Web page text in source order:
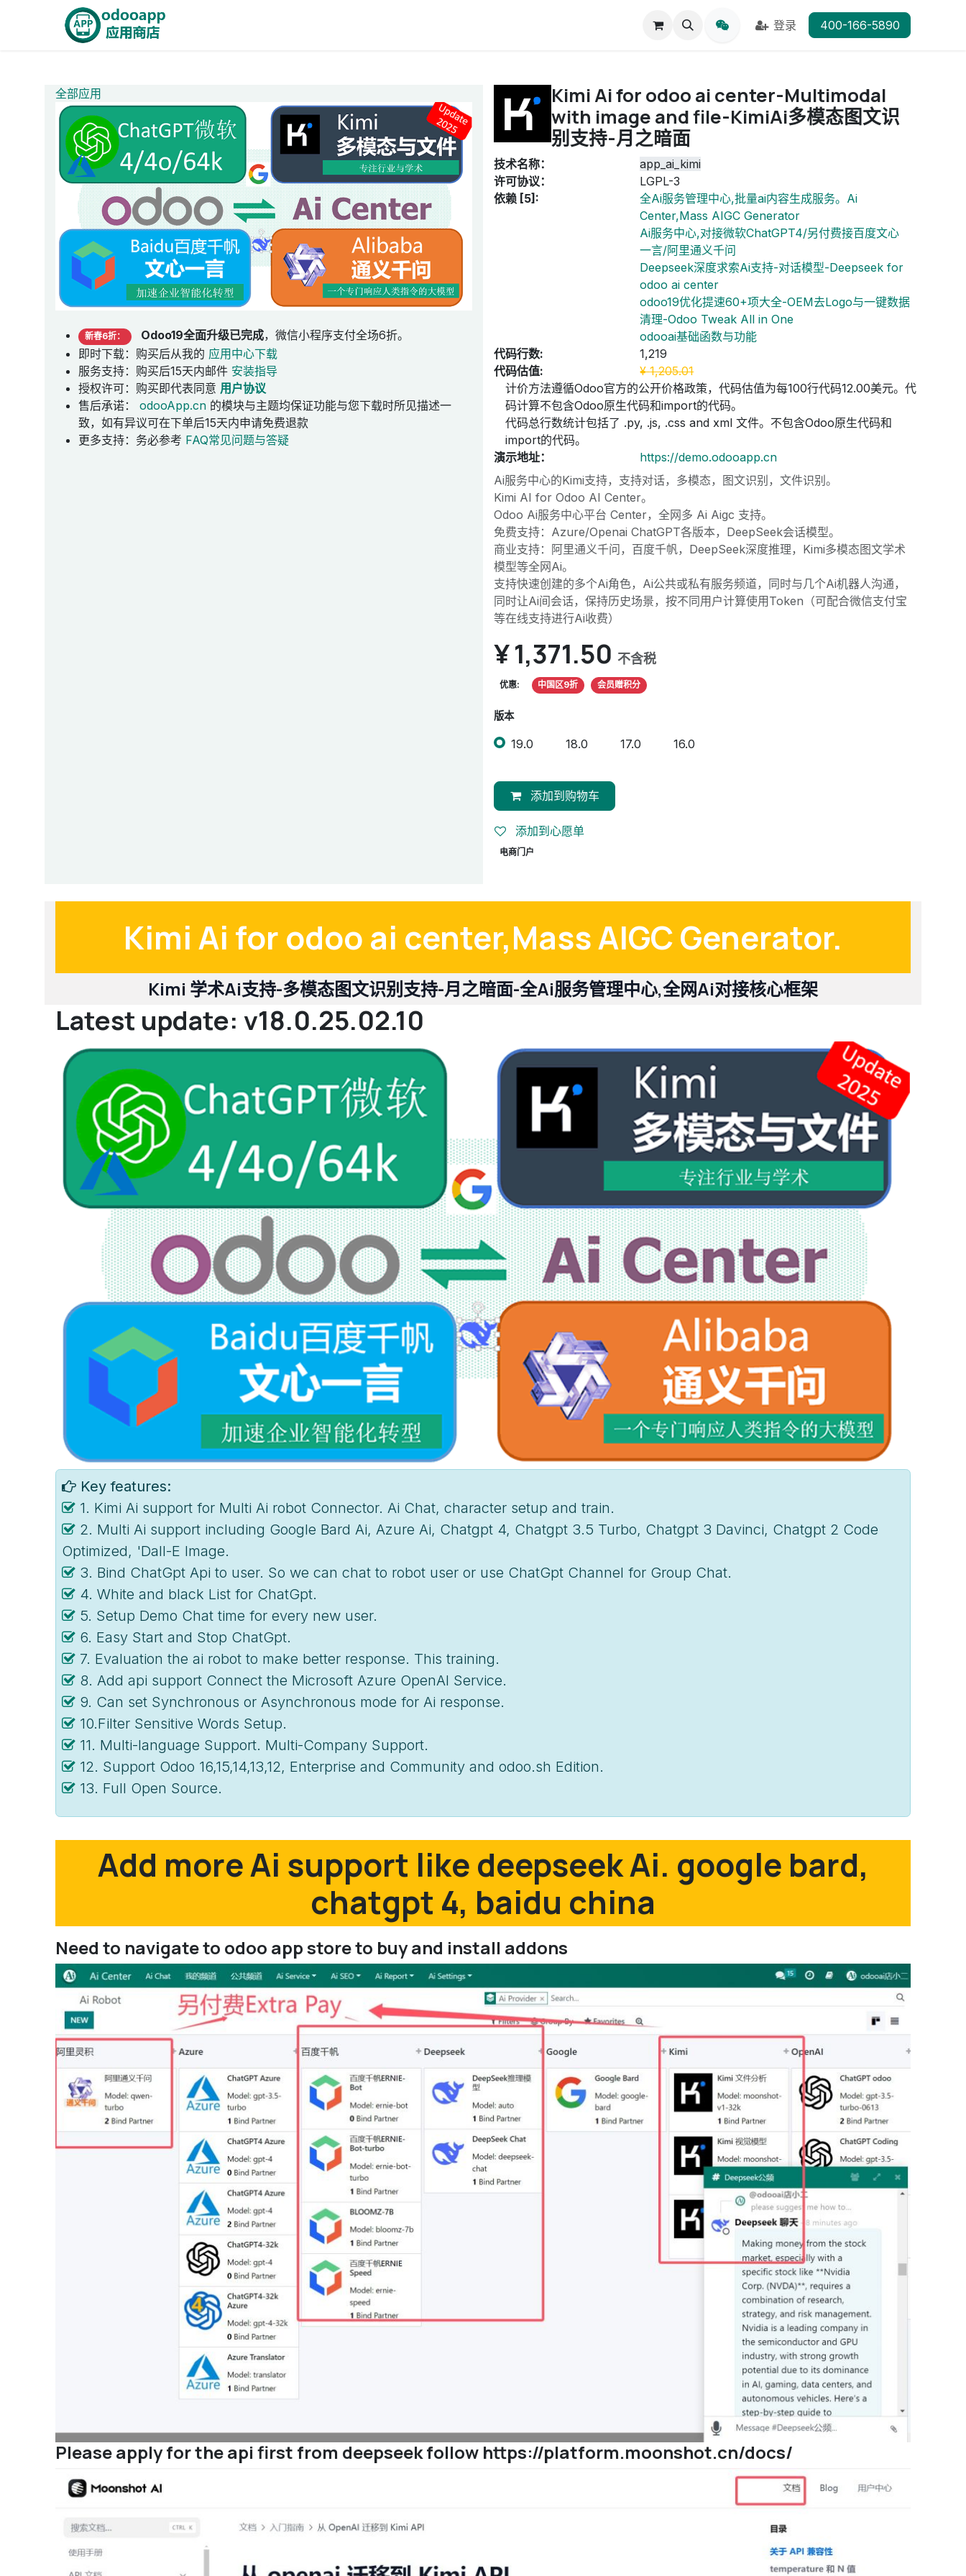
登录 400-166-5890
全部应用
新春6折： Odoo19全面升级已完成，微信小程序支付全场6折。
即时下载：购买后从我的 应用中心下载
服务支持：购买后15天内邮件 安装指导
授权许可：购买即代表同意 用户协议
售后承诺： odooApp.cn 的模块与主题均保证功能与您下载时所见描述一
致，如有异议可在下单后15天内申请免费退款
更多支持：务必参考 FAQ常见问题与答疑
Kimi Ai for odoo ai center-Multimodal
with image and file-KimiAi多模态图文识
别支持-月之暗面
技术名称：
app_ai_kimi
许可协议：
LGPL-3
依赖 [5]:
全Ai服务管理中心,批量ai内容生成服务。Ai
Center,Mass AIGC Generator
Ai服务中心,对接微软ChatGPT4/另付费接百度文心
一言/阿里通义千问
Deepseek深度求索Ai支持-对话模型-Deepseek for
odoo ai center
odoo19优化提速60+项大全-OEM去Logo与一键数据
清理-Odoo Tweak All in One
odooai基础函数与功能
代码行数:
1,219
代码估值:
¥1,205.01
计价方法遵循Odoo官方的公开价格政策，代码估值为每100行代码12.00美元。代
码计算不包含Odoo原生代码和import的代码。
代码总行数统计包括了 .py, .js, .css and xml 文件。不包含Odoo原生代码和
import的代码。
演示地址：
https://demo.odooapp.cn
Ai服务中心的Kimi支持，支持对话，多模态，图文识别，文件识别。
Kimi AI for Odoo AI Center。
Odoo Ai服务中心平台 Center，全网多 Ai Aigc 支持。
免费支持：Azure/Openai ChatGPT各版本，DeepSeek会话模型。
商业支持：阿里通义千问，百度千帆，DeepSeek深度推理，Kimi多模态图文学术
模型等全网Ai。
支持快速创建的多个Ai角色，Ai公共或私有服务频道，同时与几个Ai机器人沟通，
同时让Ai间会话，保持历史场景，按不同用户计算使用Token（可配合微信支付宝
等在线支持进行Ai收费）
¥1,371.50 不含税
优惠: 中国区9折 会员赠积分
版本
19.0 18.0 17.0 16.0
添加到购物车
添加到心愿单
电商门户
Kimi Ai for odoo ai center,Mass AIGC Generator.
Kimi 学术Ai支持-多模态图文识别支持-月之暗面-全Ai服务管理中心,全网Ai对接核心框架
Latest update: v18.0.25.02.10
Key features:
1. Kimi Ai support for Multi Ai robot Connector. Ai Chat, character setup and train.
2. Multi Ai support including Google Bard Ai, Azure Ai, Chatgpt 4, Chatgpt 3.5 Turbo, Chatgpt 3 Davinci, Chatgpt 2 Code
Optimized, 'Dall-E Image.
3. Bind ChatGpt Api to user. So we can chat to robot user or use ChatGpt Channel for Group Chat.
4. White and black List for ChatGpt.
5. Setup Demo Chat time for every new user.
6. Easy Start and Stop ChatGpt.
7. Evaluation the ai robot to make better response. This training.
8. Add api support Connect the Microsoft Azure OpenAI Service.
9. Can set Synchronous or Asynchronous mode for Ai response.
10.Filter Sensitive Words Setup.
11. Multi-language Support. Multi-Company Support.
12. Support Odoo 16,15,14,13,12, Enterprise and Community and odoo.sh Edition.
13. Full Open Source.
Add more Ai support like deepseek Ai. google bard,
chatgpt 4, baidu china
Need to navigate to odoo app store to buy and install addons
Please apply for the api first from deepseek follow https://platform.moonshot.cn/docs/